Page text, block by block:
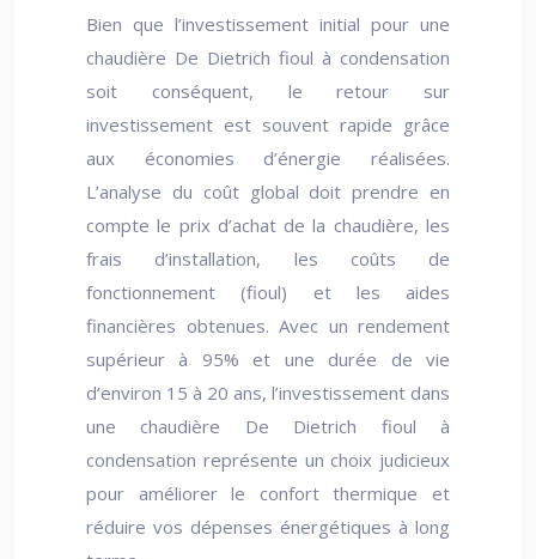
Bien que l’investissement initial pour une
chaudière De Dietrich fioul à condensation
soit conséquent, le retour sur
investissement est souvent rapide grâce
aux économies d’énergie réalisées.
L’analyse du coût global doit prendre en
compte le prix d’achat de la chaudière, les
frais d’installation, les coûts de
fonctionnement (fioul) et les aides
financières obtenues. Avec un rendement
supérieur à 95% et une durée de vie
d’environ 15 à 20 ans, l’investissement dans
une chaudière De Dietrich fioul à
condensation représente un choix judicieux
pour améliorer le confort thermique et
réduire vos dépenses énergétiques à long